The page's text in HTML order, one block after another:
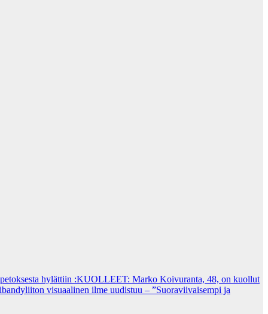
hy­lät­tiin :KUOLLEET: Marko Koivuranta, 48, on kuollut
visuaalinen ilme uudistuu – ”Suoraviivaisempi ja